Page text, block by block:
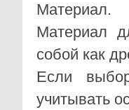
Материал.
Материал
собой как
Если
учитывать